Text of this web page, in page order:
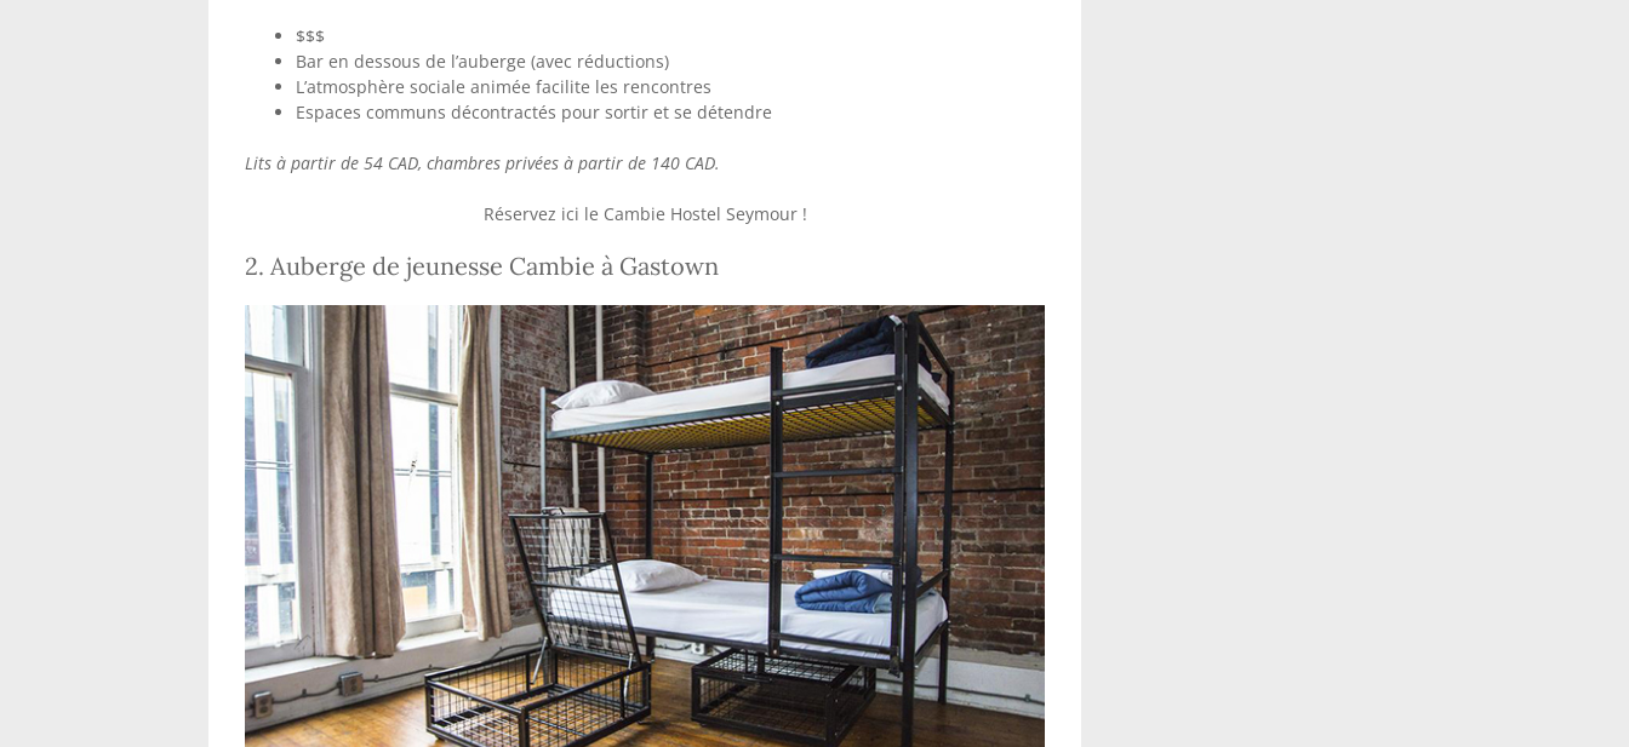
$$$
Bar en dessous de l’auberge (avec réductions)
L’atmosphère sociale animée facilite les rencontres
Espaces communs décontractés pour sortir et se détendre
Lits à partir de 54 CAD, chambres privées à partir de 140 CAD.
Réservez ici le Cambie Hostel Seymour !
2. Auberge de jeunesse Cambie à Gastown